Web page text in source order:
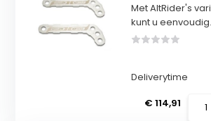
Met AltRider's
kunt u
Deliverytime
€ 114,91